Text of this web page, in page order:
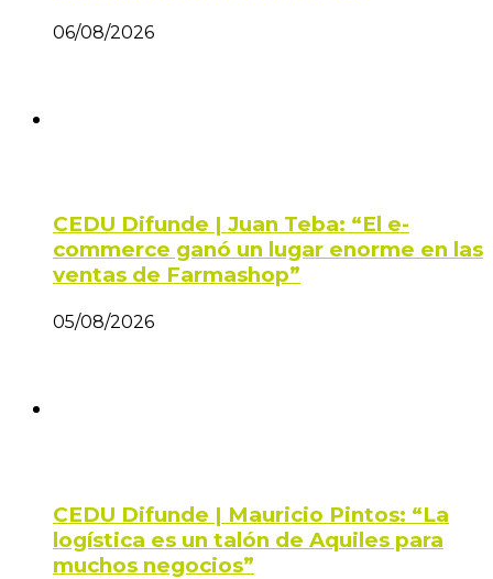
06/08/2026
CEDU Difunde | Juan Teba: “El e-
commerce ganó un lugar enorme en las
ventas de Farmashop”
05/08/2026
CEDU Difunde | Mauricio Pintos: “La
logística es un talón de Aquiles para
muchos negocios”